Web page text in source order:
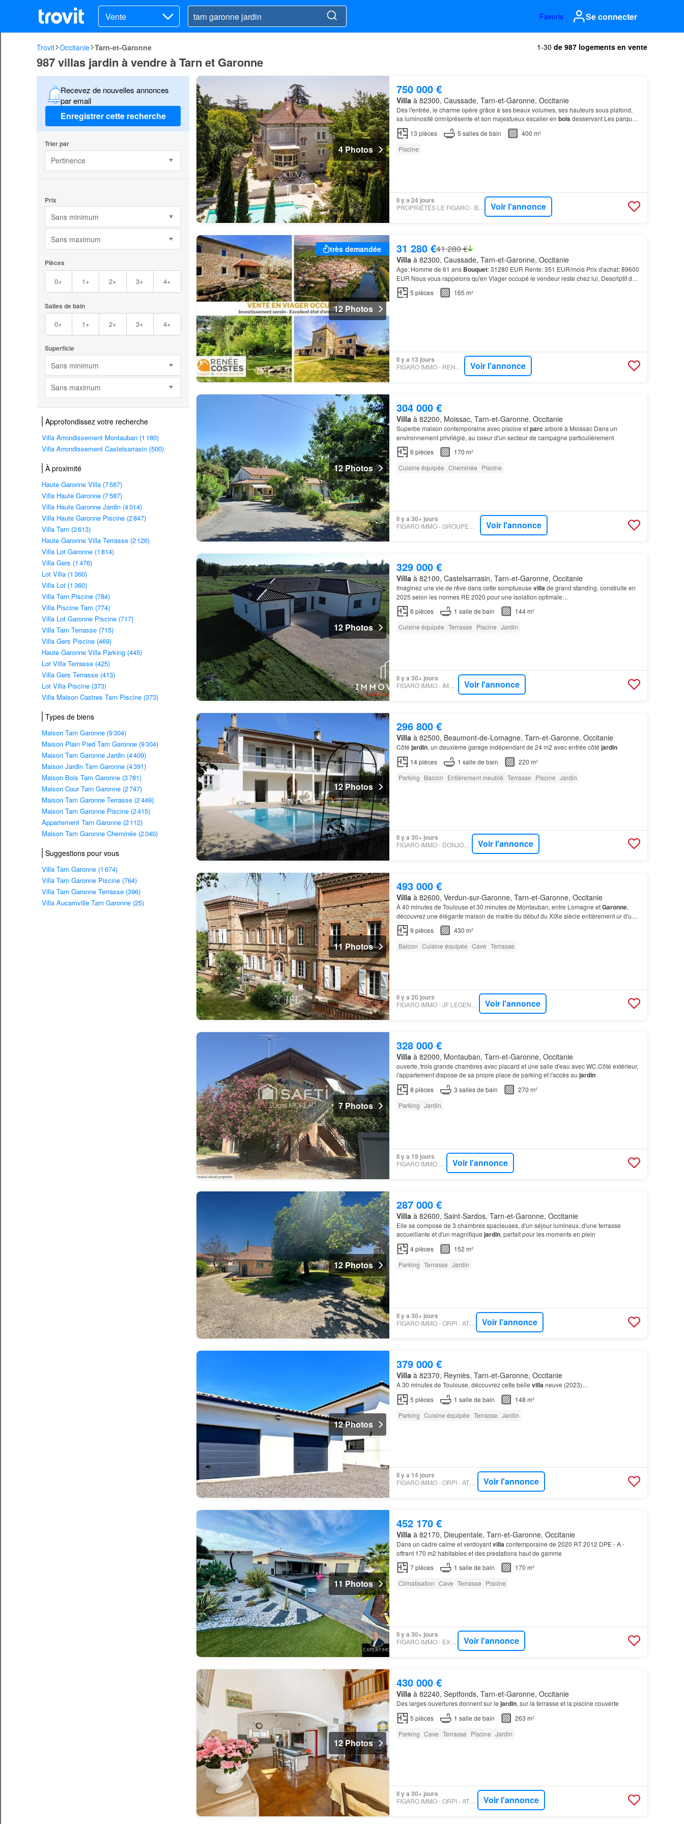
Vente Favoris Se connecter
Trovit Occitanie Tarn-et-Garonne 1-30 de 987 logements en vente
987 villas jardin à vendre à Tarn et Garonne
Recevez de nouvelles annonces
par email
Enregistrer cette recherche
Trier par
Pertinence
Prix
Sans minimum
Sans maximum
Pièces
0+ 1+ 2+ 3+ 4+
Salles de bain
0+ 1+ 2+ 3+ 4+
Superficie
Sans minimum
Sans maximum
Approfondissez votre recherche
Villa Arrondissement Montauban (1 180)
Villa Arrondissement Castelsarrasin (500)
À proximité
Haute Garonne Villa (7 587)
Villa Haute Garonne (7 587)
Villa Haute Garonne Jardin (4 014)
Villa Haute Garonne Piscine (2 847)
Villa Tarn (2 613)
Haute Garonne Villa Terrasse (2 126)
Villa Lot Garonne (1 814)
Villa Gers (1 476)
Lot Villa (1 360)
Villa Lot (1 360)
Villa Tarn Piscine (784)
Villa Piscine Tarn (774)
Villa Lot Garonne Piscine (717)
Villa Tarn Terrasse (715)
Villa Gers Piscine (469)
Haute Garonne Villa Parking (445)
Lot Villa Terrasse (425)
Villa Gers Terrasse (413)
Lot Villa Piscine (373)
Villa Maison Castres Tarn Piscine (373)
Types de biens
Maison Tarn Garonne (9 304)
Maison Plain Pied Tarn Garonne (9 304)
Maison Tarn Garonne Jardin (4 409)
Maison Jardin Tarn Garonne (4 391)
Maison Bois Tarn Garonne (3 781)
Maison Cour Tarn Garonne (2 747)
Maison Tarn Garonne Terrasse (2 449)
Maison Tarn Garonne Piscine (2 415)
Appartement Tarn Garonne (2 112)
Maison Tarn Garonne Cheminée (2 040)
Suggestions pour vous
Villa Tarn Garonne (1 674)
Villa Tarn Garonne Piscine (764)
Villa Tarn Garonne Terrasse (396)
Villa Aucamville Tarn Garonne (25)
4 Photos
750 000 €
Villaà 82300, Caussade, Tarn-et-Garonne, Occitanie
Dès l'entrée, le charme opère grâce à ses beaux volumes, ses hauteurs sous plafond,
sa luminosité omniprésente et son majestueux escalier en bois desservant Les parquets
anciens, les cheminées et les larges ouvertures partici…
13 pièces 5 salles de bain
400 m²
Piscine
Il y a 24 jours
PROPRIÉTÉS LE FIGARO - BARNES TOULOUSE Voir l'annonce
très demandée
12 Photos
31 280 €41 280 €
Villaà 82300, Caussade, Tarn-et-Garonne, Occitanie
Age: Homme de 61 ans Bouquet: 31280 EUR Rente: 351 EUR/mois Prix d'achat: 89600
EUR Nous vous rappelons qu'en Viager occupé le vendeur reste chez lui, Descriptif du
bien: Aux portes du
5 pièces 165 m²
Il y a 13 jours
Voir l'annonce
12 Photos
304 000 €
Villaà 82200, Moissac, Tarn-et-Garonne, Occitanie
Superbe maison contemporaine avec piscine etparc arboré à Moissac Dans un
environnement privilégié, au coeur d'un secteur de campagne particulièrement
6 pièces
170 m²
Cuisine équipée Cheminée Piscine
Il y a 30+ jours
Voir l'annonce
12 Photos
329 000 €
Villaà 82100, Castelsarrasin, Tarn-et-Garonne, Occitanie
Imaginez une vie de rêve dans cette somptueuse villade grand standing, construite en
2025 selon les normes RE 2020 pour une isolation optimale…
6 pièces 1 salle de bain
144 m²
Cuisine équipée Terrasse Piscine Jardin
Il y a 30+ jours
Voir l'annonce
12 Photos
296 800 €
Villaà 82500, Beaumont-de-Lomagne, Tarn-et-Garonne, Occitanie
Côté jardin, un deuxième garage indépendant de 24 m2 avec entrée côté jardin
14pièces 1 salle de bain
220 m²
Parking Balcon Entièrement meublé Terrasse Piscine Jardin
Il y a 30+ jours
FIGARO IMMO - DONJON IMMOBILIER Voir l'annonce
11 Photos
493 000 €
Villa à 82600, Verdun-sur-Garonne, Tarn-et-Garonne, Occitanie
À 40 minutes de Toulouse et 30 minutes de Montauban, entre Lomagne etGaronne,
découvrez une élégante maison de maître du début du XIXe siècle entièrement ur d'un
parc arboré de plus de 6 000 m²…
9 pièces
430 m²
Balcon Cuisine équipée Cave Terrasse
Il y a 20 jours
Voir l'annonce
7 Photos
328 000 €
Villaà 82000, Montauban, Tarn-et-Garonne, Occitanie
ouverte, trois grande chambres avec placard et une salle d'eau avec WC.Côté extérieur,
l'appartement dispose de sa propre place de parking et l'accès au jardin
8 pièces 3 salles de bain
270 m²
Parking Jardin
Il y a 19 jours
Voir l'annonce
12 Photos
287 000 €
Villaà 82600, Saint-Sardos, Tarn-et-Garonne, Occitanie
Elle se compose de 3 chambres spacieuses, d'un séjour lumineux, d'une terrasse
accueillante et d'un magnifique jardin, parfait pour les moments en plein
4pièces
152 m²
Parking Terrasse Jardin
Il y a 30+ jours
FIGARO IMMO - ORPI - ATOUT MONTECH Voir l'annonce
12 Photos
379 000 €
Villaà 82370, Reyniès, Tarn-et-Garonne, Occitanie
A 30 minutes de Toulouse, découvrez cette belle villaneuve (2023)…
5 pièces 1 salle de bain
148 m²
Parking Cuisine équipée Terrasse Jardin
Il y a 14 jours
FIGARO IMMO - ORPI - ATOUT GRISOLLES Voir l'annonce
11 Photos
452 170 €
Villaà 82170, Dieupentale, Tarn-et-Garonne, Occitanie
Dans un cadre calme et verdoyantvillacontemporaine de 2020 RT 2012 DPE - A -
offrant 170 m2 habitables et des prestations haut de gamme
7pièces 1 salle de bain
170 m²
Climatisation Cave Terrasse Piscine
Il y a 30+ jours
FIGARO IMMO - EXPERTIMO Voir l'annonce
12 Photos
430 000 €
Villaà 82240, Septfonds, Tarn-et-Garonne, Occitanie
Des larges ouvertures donnent sur le jardin, sur la terrasse et la piscine couverte
5 pièces 1 salle de bain
263 m²
Parking Cave Terrasse Piscine Jardin
Il y a 30+ jours
FIGARO IMMO - ORPI - ATOUT CAUSSADE Voir l'annonce